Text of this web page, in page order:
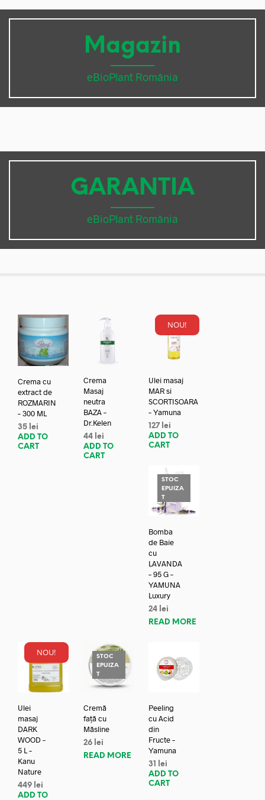
Magazin
eBioPlant România
GARANTIA
eBioPlant România
Crema cu
extract de
ROZMARIN
– 300 ML
35 lei
ADD TO
CART
Crema
Masaj
neutra
BAZA –
Dr.Kelen
44 lei
ADD TO
CART
NOU!
Ulei masaj
MAR si
SCORTISOARA
– Yamuna
127 lei
ADD TO
CART
STOC
EPUIZA
T
Bomba
de Baie
cu
LAVANDA
– 95 G –
YAMUNA
Luxury
24 lei
READ MORE
NOU!
Ulei
masaj
DARK
WOOD –
5 L –
Kanu
Nature
449 lei
ADD TO
STOC
EPUIZA
T
Cremă
față cu
Măsline
26 lei
READ MORE
Peeling
cu Acid
din
Fructe –
Yamuna
31
lei
ADD TO
CART